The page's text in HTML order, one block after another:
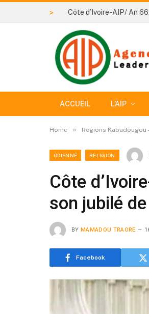
>
ACCUEIL L’AIP
Home » Régions Kabadougou
ODIENNÉ RELIGION
Côte
son jubilé
BY MAMADOU TRAORE
Facebook